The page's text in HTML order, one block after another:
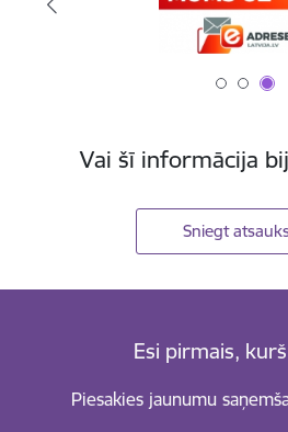
Vai šī informācija
Sniegt
Esi pirmais,
Piesakies jaunumu